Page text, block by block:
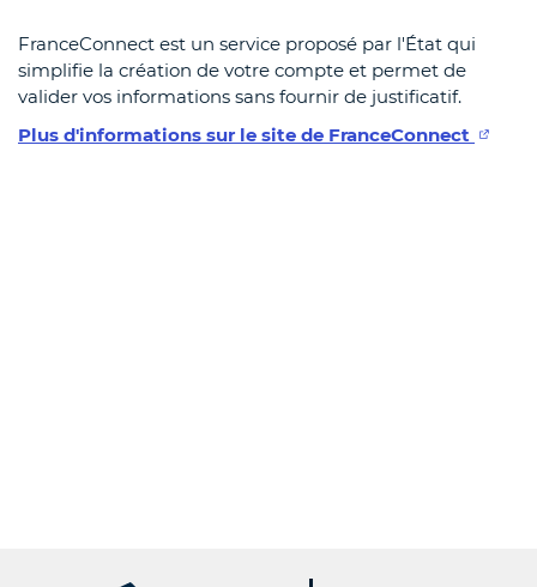
FranceConnect est un service proposé par l'État qui
simplifie la création de votre compte et permet de
valider vos informations sans fournir de justificatif.
Plus d'informations sur le site de FranceConnect